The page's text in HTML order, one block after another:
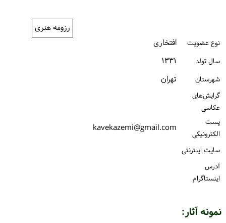
رزومه هنری
نوع عضویت افتخاری
سال تولد ۱۳۳۱
شهرستان تهران
گرایش‌های
عکاسی
پست
الكترونیكی
kavekazemi@gmail.com
سایت اینترنتی
آدرس
اینستاگرام
نمونه آثار: